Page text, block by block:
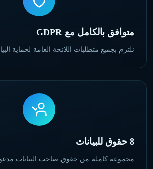
متوافق بالكامل مع GDPR
نلتزم بجميع متطلبات اللائحة العامة لحماية
8 حقوق للبيانات
مجموعة كاملة من حقوق صاحب البيانات